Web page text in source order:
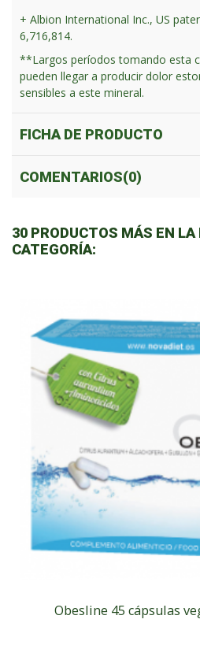
+ Albion International Inc., US
6,716,814.
**Largos períodos tomando esta
pueden llegar a producir dolor
sensibles a este mineral.
FICHA DE PRODUCTO
COMENTARIOS(0)
30 PRODUCTOS MÁS EN
CATEGORÍA:
Obesline 45 cápsulas